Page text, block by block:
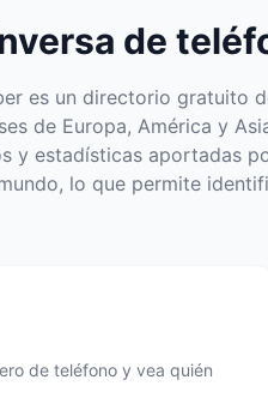
de
es un directorio gratuito
de Europa, América y
y estadísticas aportadas
lo que permite
de teléfono y vea quién